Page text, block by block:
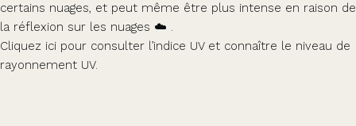
certains nuages, et peut même être plus intense en raison de
la réflexion sur les nuages ☁️ .
Cliquez ici pour consulter l’indice UV et connaître le niveau de
rayonnement UV.